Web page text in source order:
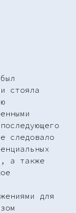
стояла
следовало
а также
для